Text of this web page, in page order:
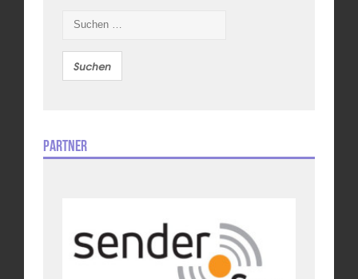
nach:
Partner